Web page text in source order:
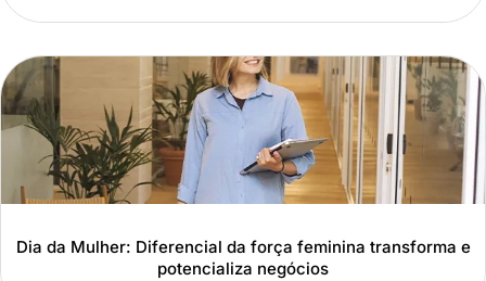
Dia da Mulher: Diferencial da força feminina transforma e
potencializa negócios